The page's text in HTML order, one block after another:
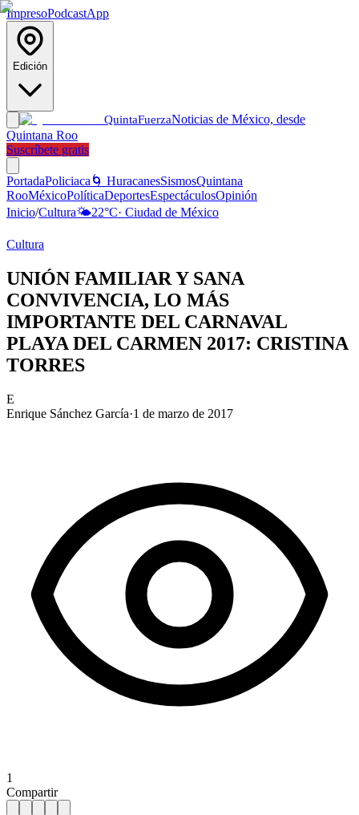
ImpresoPodcastApp
Edición
QuintaFuerzaNoticias de México, desde
Quintana Roo
Suscríbete gratis
PortadaPoliciaca 🌀 HuracanesSismosQuintana
RooMéxicoPolíticaDeportesEspectáculosOpinión
Inicio/Cultura🌤️22°C· Ciudad de México
Cultura
UNIÓN FAMILIAR Y SANA
CONVIVENCIA, LO MÁS
IMPORTANTE DEL CARNAVAL
PLAYA DEL CARMEN 2017: CRISTINA
TORRES
E
Enrique Sánchez García·1 de marzo de 2017
1
Compartir